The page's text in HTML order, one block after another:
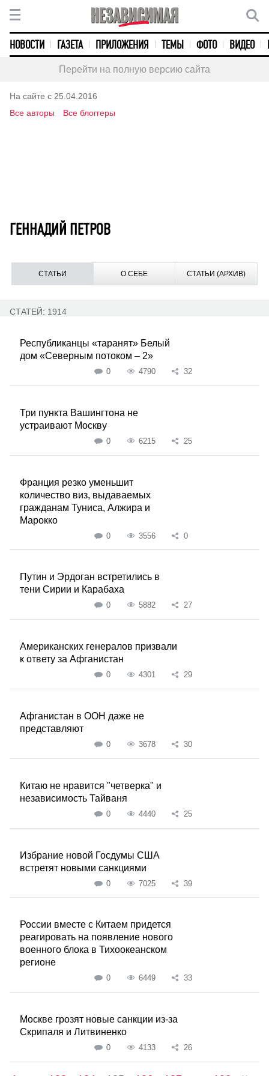
НОВОСТИ ГАЗЕТА ПРИЛОЖЕНИЯ ТЕМЫ ФОТО ВИДЕО
Перейти на полную версию сайта
На сайте с 25.04.2016
Все авторы
Все блоггеры
ГЕННАДИЙ ПЕТРОВ
СТАТЬИ О СЕБЕ СТАТЬИ (АРХИВ)
СТАТЕЙ: 1914
Республиканцы «таранят» Белый
дом «Северным потоком – 2»
0 4790 32
Три пункта Вашингтона не
устраивают Москву
0 6215 25
Франция резко уменьшит
количество виз, выдаваемых
гражданам Туниса, Алжира и
Марокко
0 3556 0
Путин и Эрдоган встретились в
тени Сирии и Карабаха
0 5882 27
Американских генералов призвали
к ответу за Афганистан
0 4301 29
Афганистан в ООН даже не
представляют
0 3678 30
Китаю не нравится "четверка" и
независимость Тайваня
0 4440 25
Избрание новой Госдумы США
встретят новыми санкциями
0 7025 39
России вместе с Китаем придется
реагировать на появление нового
военного блока в Тихоокеанском
регионе
0 6449 33
Москве грозят новые санкции из-за
Скрипаля и Литвиненко
0 4133 26